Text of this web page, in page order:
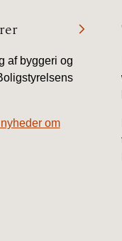
af byggeri og
om